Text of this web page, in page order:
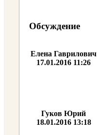
Обсуждение
Елена Гаврилович
17.01.2016 11:26
Гуков Юрий
18.01.2016 13:18